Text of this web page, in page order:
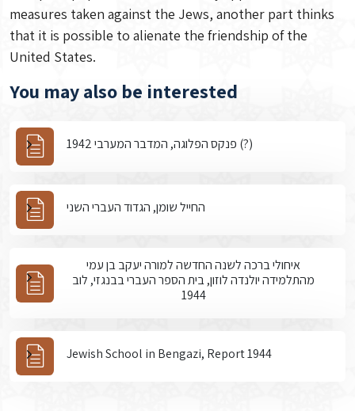
measures taken against the Jews, another part thinks
that it is possible to alienate the friendship of the
United States.
You may also be interested
פנקס הפלוגה, המדבר המערבי 1942 (?)
החייל שומן, הגדוד העברי השני
איחולי ברכה לשנה החדשה למורה יעקב בן עמי
מהתלמידה יולנדה לוזון, בית הספר העברי בבנגזי, לוב
1944
Jewish School in Bengazi, Report 1944